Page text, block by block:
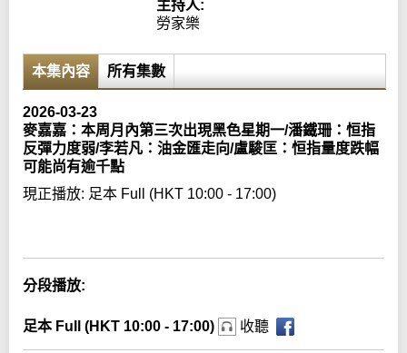
主持人:
勞家樂
本集內容 所有集數
2026-03-23
麥嘉嘉：本周月內第三次出現黑色星期一/潘鐵珊：恒指
反彈力度弱/李若凡：油金匯走向/盧駿匡：恒指量度跌幅
可能尚有逾千點
現正播放: 足本 Full (HKT 10:00 - 17:00)
分段播放:
足本 Full (HKT 10:00 - 17:00) 收聽